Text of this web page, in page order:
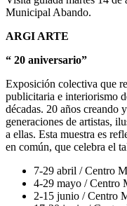
Municipal Abando.
ARGI ARTE
“ 20 aniversario”
Exposición colectiva que
publicitaria e interiorismo
décadas. 20 años creando
generaciones de artistas,
a ellas. Esta muestra es
en común, que celebra el
7-29 abril / Centro
4-29 mayo / Centro
2-15 junio / Centro